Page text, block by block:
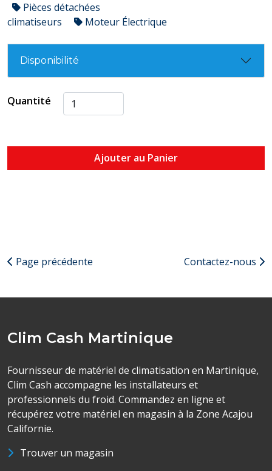
Pièces détachées
climatiseurs
Moteur Électrique
Disponibilité
Quantité
Ajouter au Panier
Page précédente Contactez-nous
Clim Cash Martinique
Fournisseur de matériel de climatisation en Martinique,
Clim Cash accompagne les installateurs et
professionnels du froid. Commandez en ligne et
récupérez votre matériel en magasin à la Zone Acajou
Californie.
Trouver un magasin